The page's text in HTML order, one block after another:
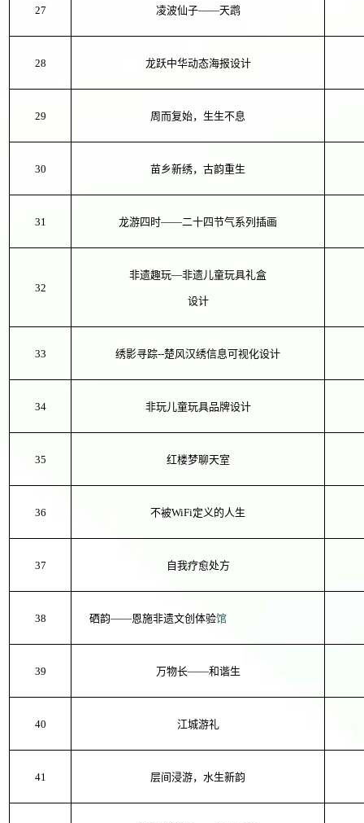
27 凌波仙子——天鹉
28 龙跃中华动态海报设计
29 周而复始，生生不息
30 苗乡新绣，古韵重生
31 龙游四时——二十四节气系列插画
32
非遗趣玩—非遗儿童玩具礼盒
设计
33 绣影寻踪--楚风汉绣信息可视化设计
34 非玩儿童玩具品牌设计
35 红楼梦聊天室
36 不被WiFi定义的人生
37 自我疗愈处方
38 硒韵——恩施非遗文创体验馆
39 万物长——和谐生
40 江城游礼
41 层间浸游，水生新韵